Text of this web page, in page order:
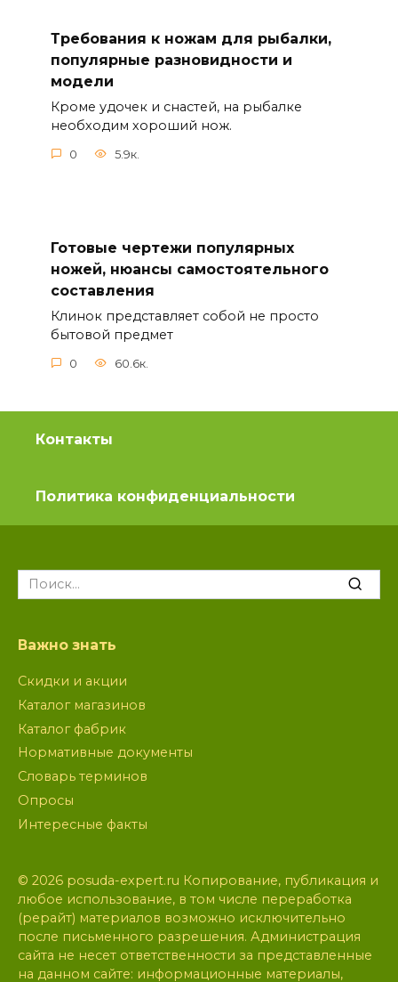
Требования к ножам для рыбалки,
популярные разновидности и
модели
Кроме удочек и снастей, на рыбалке
необходим хороший нож.
0 5.9к.
Готовые чертежи популярных
ножей, нюансы самостоятельного
составления
Клинок представляет собой не просто
бытовой предмет
0 60.6к.
Контакты
Политика конфиденциальности
Search
for:
Важно знать
Скидки и акции
Каталог магазинов
Каталог фабрик
Нормативные документы
Словарь терминов
Опросы
Интересные факты
© 2026 posuda-expert.ru Копирование, публикация и
любое использование, в том числе переработка
(рерайт) материалов возможно исключительно
после письменного разрешения. Администрация
сайта не несет ответственности за представленные
на данном сайте: информационные материалы,